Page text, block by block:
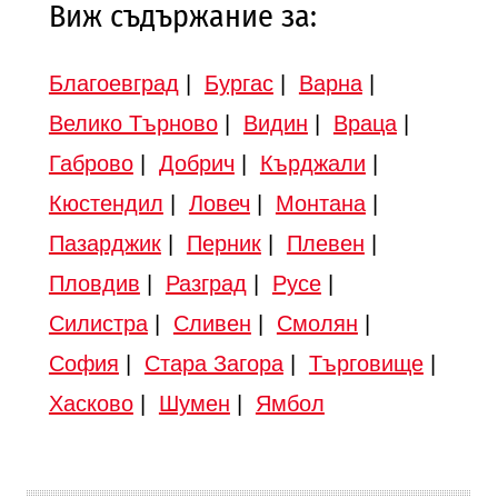
Виж съдържание за:
Благоевград Бургас| Варна|
Велико Търново| Видин Враца|
Габрово| Добрич Кърджали
Кюстендил
Ловеч Монтана|
Пазарджик| Перник| Плевен
Пловдив
Разград Русе|
Силистра| Сливен Смолян
София
Стара Загора| Търговище|
Хасково| Шумен Ямбол